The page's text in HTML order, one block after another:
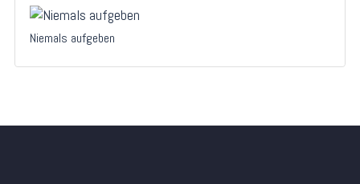
Niemals aufgeben